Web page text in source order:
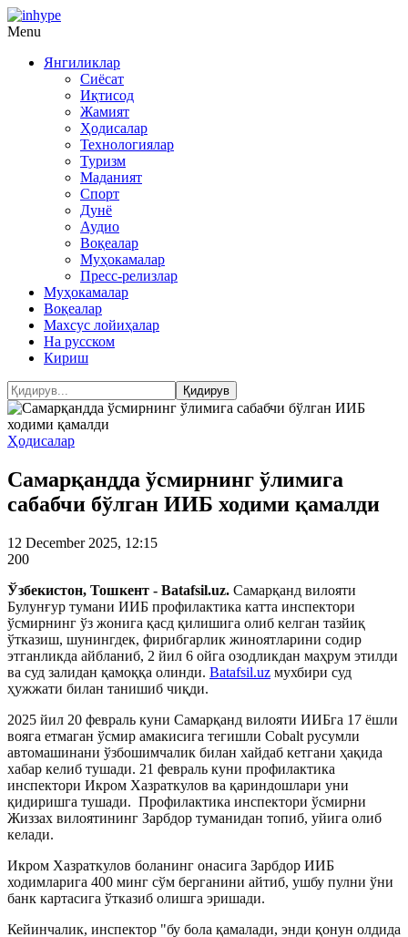
Menu
Янгиликлар
Сиёсат
Иқтисод
Жамият
Ҳодисалар
Технологиялар
Туризм
Маданият
Спорт
Дунё
Аудио
Воқеалар
Муҳокамалар
Пресс-релизлар
Муҳокамалар
Воқеалар
Махсус лойиҳалар
На русском
Кириш
Ҳодисалар
Самарқандда ўсмирнинг ўлимига
сабабчи бўлган ИИБ ходими қамалди
12 December 2025, 12:15
200
Ўзбекистон, Тошкент - Batafsil.uz. Самарқанд вилояти
Булунғур тумани ИИБ профилактика катта инспектори
ўсмирнинг ўз жонига қасд қилишига олиб келган тазйиқ
ўтказиш, шунингдек, фирибгарлик жиноятларини содир
этганликда айбланиб, 2 йил 6 ойга озодликдан маҳрум этилди
ва суд залидан қамоққа олинди. Batafsil.uz мухбири суд
ҳужжати билан танишиб чиқди.
2025 йил 20 февраль куни Самарқанд вилояти ИИБга 17 ёшли
вояга етмаган ўсмир амакисига тегишли Cobalt русумли
автомашинани ўзбошимчалик билан хайдаб кетгани ҳақида
хабар келиб тушади. 21 февраль куни профилактика
инспектори Икром Хазраткулов ва қариндошлари уни
қидиришга тушади. Профилактика инспектори ўсмирни
Жиззах вилоятининг Зарбдор туманидан топиб, уйига олиб
келади.
Икром Хазраткулов боланинг онасига Зарбдор ИИБ
ходимларига 400 минг сўм берганини айтиб, ушбу пулни ўни
банк картасига ўтказиб олишга эришади.
Кейинчалик, инспектор "бу бола қамалади, энди қонун олдида